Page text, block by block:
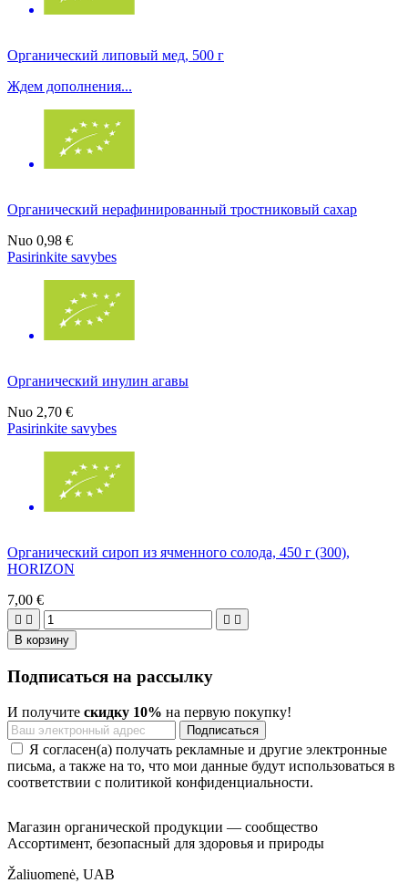
Органический липовый мед, 500 г
Ждем дополнения...
Органический нерафинированный тростниковый сахар
Nuo 0,98 €
Pasirinkite savybes
Органический инулин агавы
Nuo 2,70 €
Pasirinkite savybes
Органический сироп из ячменного солода, 450 г (300),
HORIZON
7,00 €
   
В корзину
Подписаться на рассылку
И получите скидку 10% на первую покупку!
Я согласен(а) получать рекламные и другие электронные
письма, а также на то, что мои данные будут использоваться в
соответствии с политикой конфиденциальности.
Магазин органической продукции — сообщество
Ассортимент, безопасный для здоровья и природы
Žaliuomenė, UAB